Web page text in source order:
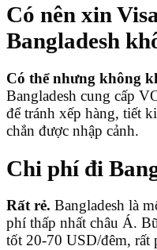
Có nên xin
Bangladesh
Có thể nhưng không
Bangladesh cung cấp
để tránh xếp hàng, tiết
chắn được nhập cảnh.
Chi phí đi
Rất rẻ. Bangladesh là
phí thấp nhất châu Á.
tốt 20-70 USD/đêm, rất